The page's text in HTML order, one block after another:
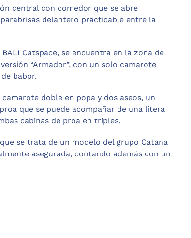
central con comedor que se abre
delantero practicable entre la
Catspace, se encuentra en la zona de
“Armador”, con un solo camarote
babor.
doble en popa y dos aseos, un
que se puede acompañar de una litera
cabinas de proa en triples.
se trata de un modelo del grupo Catana
asegurada, contando además con un